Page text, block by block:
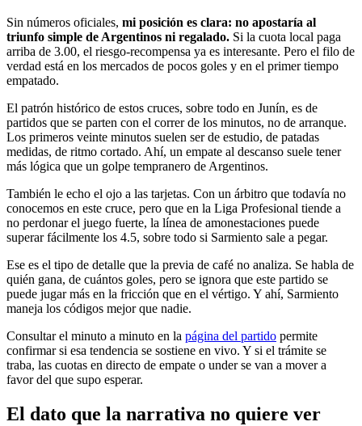
Sin números oficiales, mi posición es clara: no apostaría al
triunfo simple de Argentinos ni regalado. Si la cuota local paga
arriba de 3.00, el riesgo-recompensa ya es interesante. Pero el filo de
verdad está en los mercados de pocos goles y en el primer tiempo
empatado.
El patrón histórico de estos cruces, sobre todo en Junín, es de
partidos que se parten con el correr de los minutos, no de arranque.
Los primeros veinte minutos suelen ser de estudio, de patadas
medidas, de ritmo cortado. Ahí, un empate al descanso suele tener
más lógica que un golpe tempranero de Argentinos.
También le echo el ojo a las tarjetas. Con un árbitro que todavía no
conocemos en este cruce, pero que en la Liga Profesional tiende a
no perdonar el juego fuerte, la línea de amonestaciones puede
superar fácilmente los 4.5, sobre todo si Sarmiento sale a pegar.
Ese es el tipo de detalle que la previa de café no analiza. Se habla de
quién gana, de cuántos goles, pero se ignora que este partido se
puede jugar más en la fricción que en el vértigo. Y ahí, Sarmiento
maneja los códigos mejor que nadie.
Consultar el minuto a minuto en la página del partido permite
confirmar si esa tendencia se sostiene en vivo. Y si el trámite se
traba, las cuotas en directo de empate o under se van a mover a
favor del que supo esperar.
El dato que la narrativa no quiere ver